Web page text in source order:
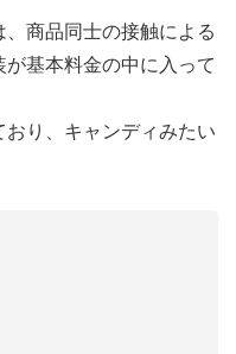
、商品同士の接触による
基本料金の中に入って
り、キャンディみたい